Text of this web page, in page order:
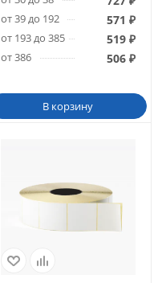
от 39 до 192 571 ₽
от 193 до 385 519 ₽
от 386 506 ₽
В корзину